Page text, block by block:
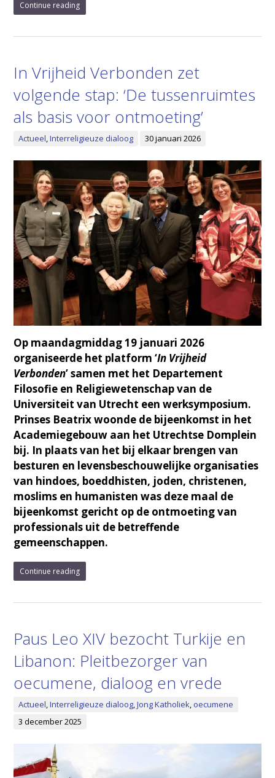
Continue reading
In Vrijheid Verbonden zet
volgende stap: ‘De tussenruimtes
als basis voor ontmoeting’
Actueel,Interreligieuze dialoog 30 januari 2026
Op maandagmiddag 19 januari 2026
organiseerde het platform ‘In Vrijheid
Verbonden’ samen met het Departement
Filosofie en Religiewetenschap van de
Universiteit van Utrecht een werksymposium.
Prinses Beatrix woonde de bijeenkomst in het
Academiegebouw aan het Utrechtse Domplein
bij. In plaats van het bij elkaar brengen van
besturen en levensbeschouwelijke organisaties
van hindoes, boeddhisten, joden, christenen,
moslims en humanisten was deze maal de
bijeenkomst gericht op de ontmoeting van
professionals uit de betreffende
gemeenschappen.
Continue reading
Paus Leo XIV bezocht Turkije en
Libanon: Pleitbezorger van
oecumene, dialoog en vrede
Actueel,Interreligieuze dialoog,Jong Katholiek, oecumene
3 december 2025